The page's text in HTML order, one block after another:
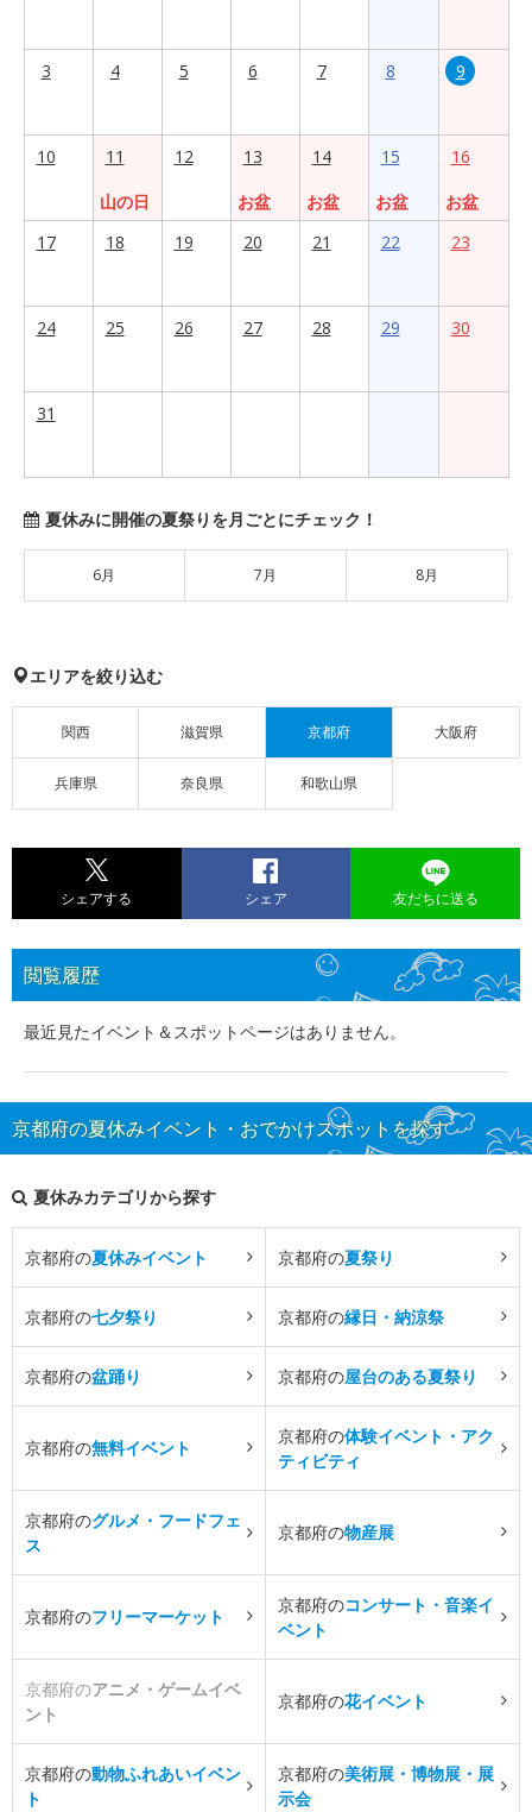
3 4 5 6 7 8 9
10
11
山の日
12
13
お盆
14
お盆
15
お盆
16
お盆
17
18 19 20 21 22 23
24 25 26 27 28 29 30
31
夏休みに開催の夏祭りを月ごとにチェック！
6月 7月 8月
エリアを絞り込む
関西 滋賀県 京都府 大阪府
兵庫県 奈良県 和歌山県
シェアする シェア 友だちに送る
閲覧履歴
最近見たイベント＆スポットページはありません。
京都府の夏休みイベント・おでかけスポットを探す
夏休みカテゴリから探す
京都府の夏休みイベント 京都府の夏祭り
京都府の七夕祭り 京都府の縁日・納涼祭
京都府の盆踊り 京都府の屋台のある夏祭り
京都府の無料イベント
京都府の体験イベント・アク
ティビティ
京都府のグルメ・フードフェ
ス
京都府の物産展
京都府のフリーマーケット
京都府のコンサート・音楽イ
ベント
京都府のアニメ・ゲームイベ
ント
京都府の花イベント
京都府の動物ふれあいイベン
ト
京都府の美術展・博物展・展
示会